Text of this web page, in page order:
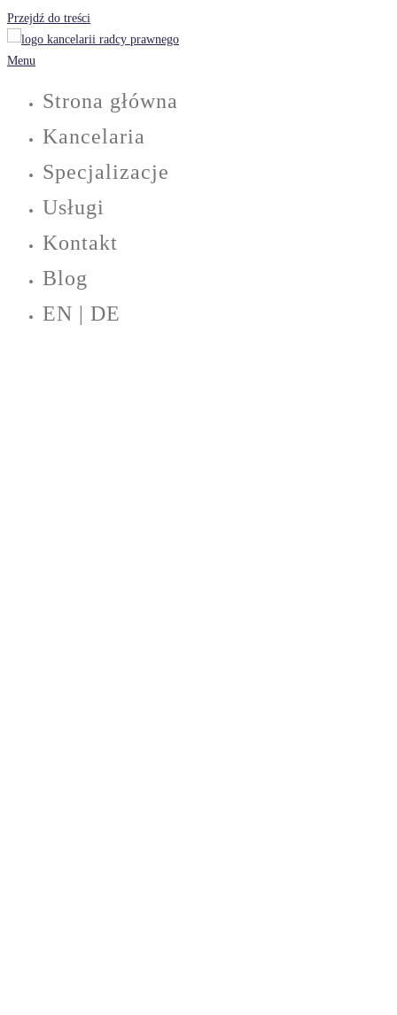
Przejdź do treści
Menu
Strona główna
Kancelaria
Specjalizacje
Usługi
Kontakt
Blog
EN | DE